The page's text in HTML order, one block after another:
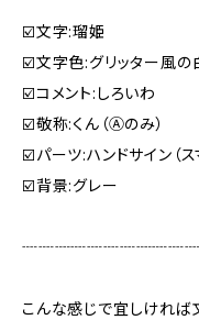
☑️文字:瑠姫
☑️文字色:グリッター風
☑️コメント:しろいわ
☑️敬称:くん（Ⓐのみ）
☑️パーツ:ハンドサイン（ス
☑️背景:グレー
こんな感じで宜しければ